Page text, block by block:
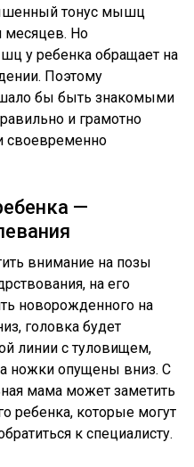
тонус мышц
месяцев. Но
у ребенка обращает на
Поэтому
бы быть знакомыми
и грамотно
своевременно
—
внимание на позы
на его
новорожденного на
головка будет
линии с туловищем,
ножки опущены вниз. С
мама может заметить
ребенка, которые могут
к специалисту.